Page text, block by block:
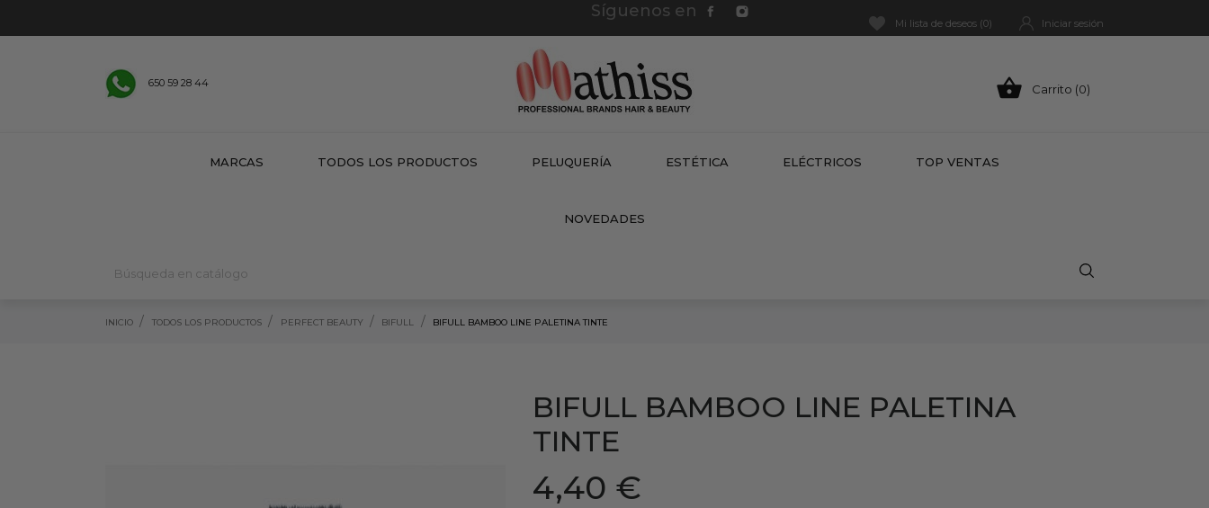
Síguenos en
Mi lista de deseos (0) Iniciar sesión
650 59 28 44  Carrito (0)
MARCAS TODOS LOS PRODUCTOS PELUQUERÍA ESTÉTICA ELÉCTRICOS TOP VENTAS
NOVEDADES
INICIO TODOS LOS PRODUCTOS PERFECT BEAUTY BIFULL BIFULL BAMBOO LINE PALETINA TINTE
BIFULL BAMBOO LINE PALETINA
TINTE
4,40 €